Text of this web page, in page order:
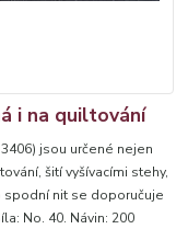
i na quiltování
jsou určené nejen
šití vyšívacími stehy,
nit se doporučuje
No. 40. Návin: 200